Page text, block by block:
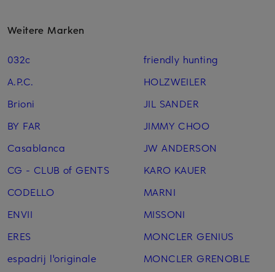
Weitere Marken
032c
A.P.C.
Brioni
BY FAR
Casablanca
CG - CLUB of GENTS
CODELLO
ENVII
ERES
espadrij l'originale
friendly hunting
HOLZWEILER
JIL SANDER
JIMMY CHOO
JW ANDERSON
KARO KAUER
MARNI
MISSONI
MONCLER GENIUS
MONCLER GRENOBLE